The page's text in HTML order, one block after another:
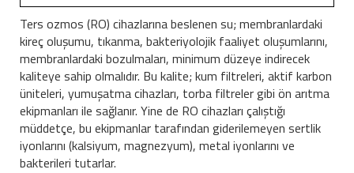
Ters ozmos (RO) cihazlarına beslenen su; membranlardaki
kireç oluşumu, tıkanma, bakteriyolojik faaliyet oluşumlarını,
membranlardaki bozulmaları, minimum düzeye indirecek
kaliteye sahip olmalıdır. Bu kalite; kum filtreleri, aktif karbon
üniteleri, yumuşatma cihazları, torba filtreler gibi ön arıtma
ekipmanları ile sağlanır. Yine de RO cihazları çalıştığı
müddetçe, bu ekipmanlar tarafından giderilemeyen sertlik
iyonlarını (kalsiyum, magnezyum), metal iyonlarını ve
bakterileri tutarlar.